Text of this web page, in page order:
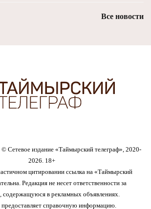
Все новости
Сетевое издание «Таймырский телеграф», 2020-
2026. 18+
цитировании ссылка на «Таймырский
Редакция не несет ответственности за
в рекламных объявлениях.
предоставляет справочную информацию.